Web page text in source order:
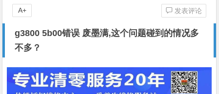
g3800 5b00错误 废墨满,这个问题碰到的情况多
不多？
发表评论
A+